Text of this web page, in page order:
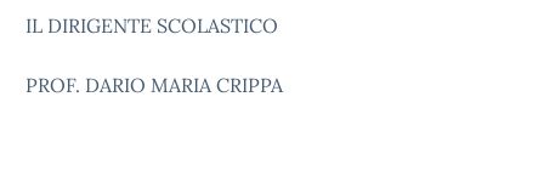
IL DIRIGENTE SCOLASTICO
PROF. DARIO MARIA CRIPPA